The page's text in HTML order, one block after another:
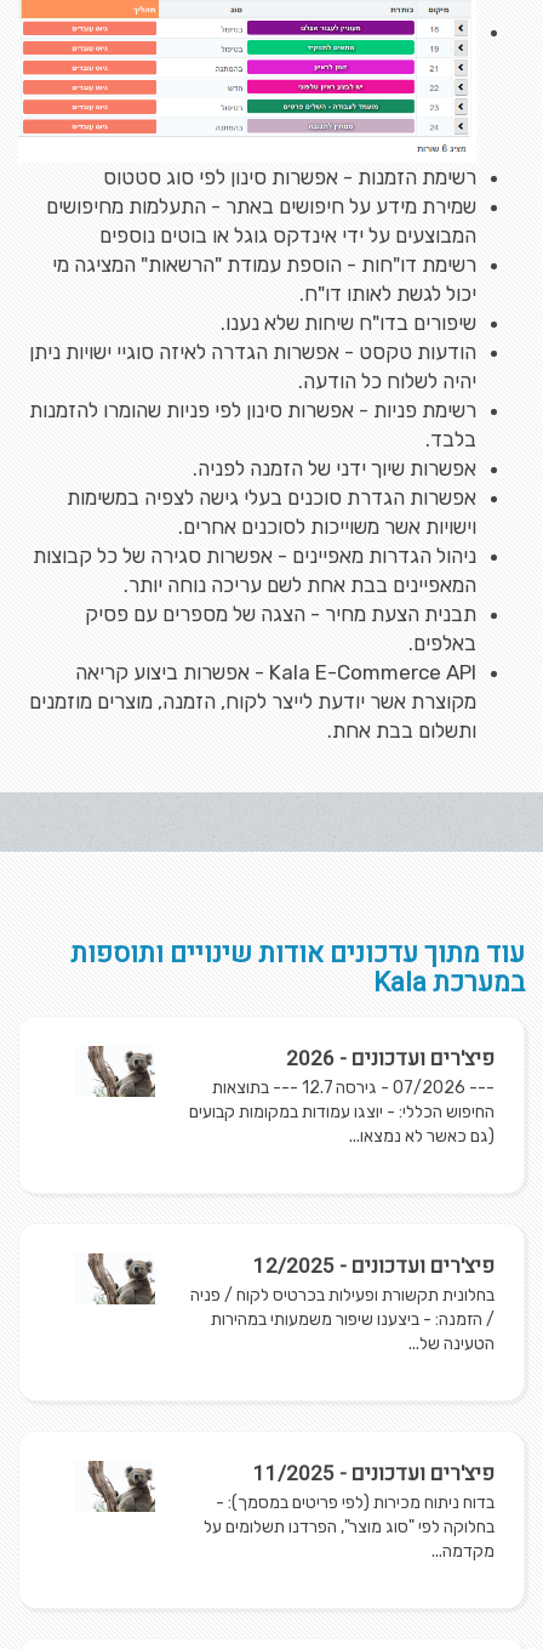
רשימת הזמנות - אפשרות סינון לפי סוג סטטוס
שמירת מידע על חיפושים באתר - התעלמות מחיפושים
המבוצעים על ידי אינדקס גוגל או בוטים נוספים
רשימת דו"חות - הוספת עמודת "הרשאות" המציגה מי
יכול לגשת לאותו דו"ח.
שיפורים בדו"ח שיחות שלא נענו.
הודעות טקסט - אפשרות הגדרה לאיזה סוגיי ישויות ניתן
יהיה לשלוח כל הודעה.
רשימת פניות - אפשרות סינון לפי פניות שהומרו להזמנות
בלבד.
אפשרות שיוך ידני של הזמנה לפניה.
אפשרות הגדרת סוכנים בעלי גישה לצפיה במשימות
וישויות אשר משוייכות לסוכנים אחרים.
ניהול הגדרות מאפיינים - אפשרות סגירה של כל קבוצות
המאפיינים בבת אחת לשם עריכה נוחה יותר.
תבנית הצעת מחיר - הצגה של מספרים עם פסיק
באלפים.
Kala E-Commerce API - אפשרות ביצוע קריאה
מקוצרת אשר יודעת לייצר לקוח, הזמנה, מוצרים מוזמנים
ותשלום בבת אחת.
עוד מתוך עדכונים אודות שינויים ותוספות
במערכת Kala
פיצ'רים ועדכונים - 2026
--- 07/2026 - גירסה 12.7 --- בתוצאות
החיפוש הכללי: - יוצגו עמודות במקומות קבועים
(גם כאשר לא נמצאו...
פיצ'רים ועדכונים - 12/2025
בחלונית תקשורת ופעילות בכרטיס לקוח / פניה
/ הזמנה: - ביצענו שיפור משמעותי במהירות
הטעינה של...
פיצ'רים ועדכונים - 11/2025
בדוח ניתוח מכירות (לפי פריטים במסמך): -
בחלוקה לפי "סוג מוצר", הפרדנו תשלומים על
מקדמה...